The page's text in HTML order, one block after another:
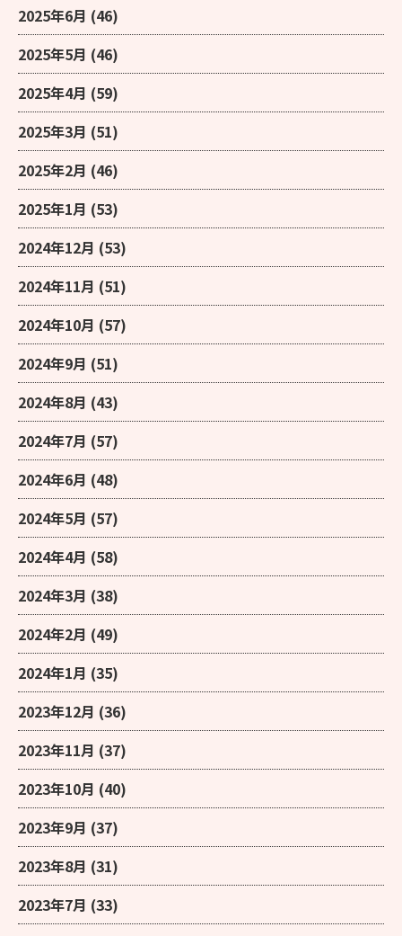
2025年6月 (46)
2025年5月 (46)
2025年4月 (59)
2025年3月 (51)
2025年2月 (46)
2025年1月 (53)
2024年12月 (53)
2024年11月 (51)
2024年10月 (57)
2024年9月 (51)
2024年8月 (43)
2024年7月 (57)
2024年6月 (48)
2024年5月 (57)
2024年4月 (58)
2024年3月 (38)
2024年2月 (49)
2024年1月 (35)
2023年12月 (36)
2023年11月 (37)
2023年10月 (40)
2023年9月 (37)
2023年8月 (31)
2023年7月 (33)